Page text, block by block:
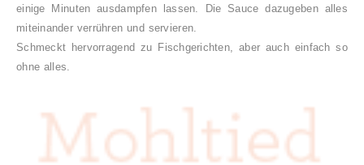
einige Minuten ausdampfen lassen. Die Sauce dazugeben alles
miteinander verrühren und servieren.
Schmeckt hervorragend zu Fischgerichten, aber auch einfach so
ohne alles.